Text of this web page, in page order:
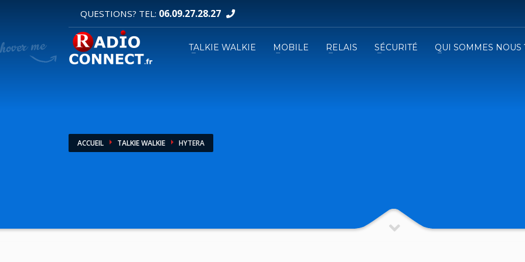
DEMANDE DE DEVIS
1 Sélectionnez vos produits.
QUESTIONS? TEL: 06.09.27.28.27
TALKIE WALKIE MOBILE RELAIS SÉCURITÉ QUI SOMMES NOUS
ACCUEIL TALKIE WALKIE HYTERA